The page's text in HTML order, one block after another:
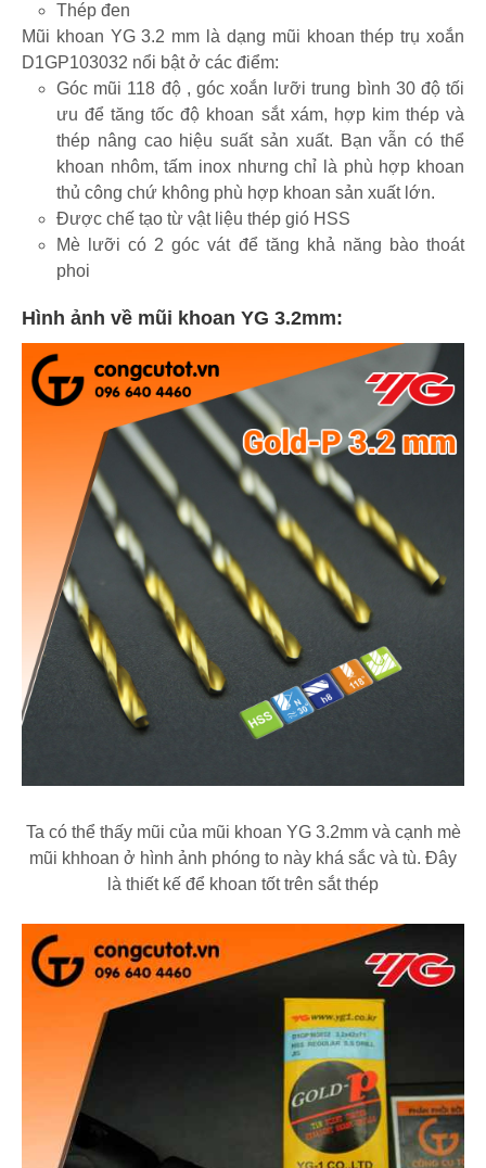
Thép đen
Mũi khoan YG 3.2 mm là dạng mũi khoan thép trụ xoắn
D1GP103032 nổi bật ở các điểm:
Góc mũi 118 độ , góc xoắn lưỡi trung bình 30 độ tối
ưu để tăng tốc độ khoan sắt xám, hợp kim thép và
thép nâng cao hiệu suất sản xuất. Bạn vẫn có thể
khoan nhôm, tấm inox nhưng chỉ là phù hợp khoan
thủ công chứ không phù hợp khoan sản xuất lớn.
Được chế tạo từ vật liệu thép gió HSS
Mè lưỡi có 2 góc vát để tăng khả năng bào thoát
phoi
Hình ảnh về mũi khoan YG 3.2mm:
Ta có thể thấy mũi của mũi khoan YG 3.2mm và cạnh mè
mũi khhoan ở hình ảnh phóng to này khá sắc và tù. Đây
là thiết kế để khoan tốt trên sắt thép